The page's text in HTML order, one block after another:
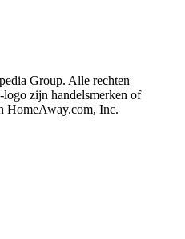
Group. Alle rechten
zijn handelsmerken of
HomeAway.com, Inc.